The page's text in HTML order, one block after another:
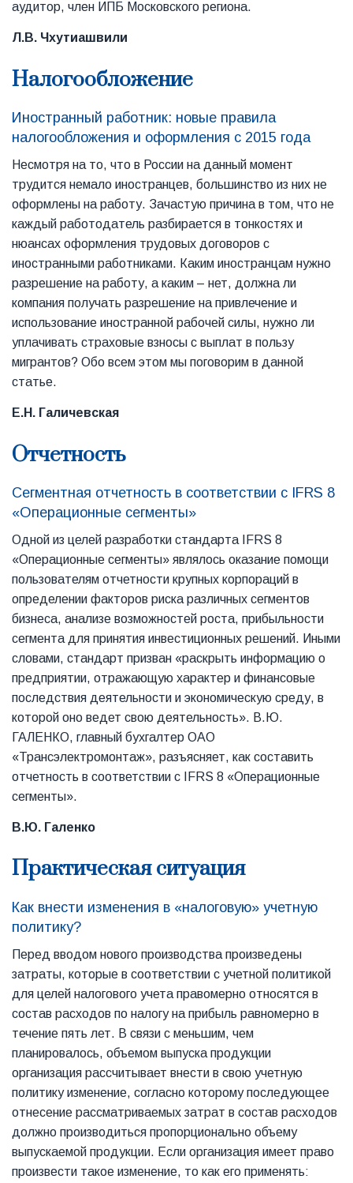
аудитор, член ИПБ Московского региона.
Л.В. Чхутиашвили
Налогообложение
Иностранный работник: новые правила
налогообложения и оформления с 2015 года
Несмотря на то, что в России на данный момент
трудится немало иностранцев, большинство из них не
оформлены на работу. Зачастую причина в том, что не
каждый работодатель разбирается в тонкостях и
нюансах оформления трудовых договоров с
иностранными работниками. Каким иностранцам нужно
разрешение на работу, а каким – нет, должна ли
компания получать разрешение на привлечение и
использование иностранной рабочей силы, нужно ли
уплачивать страховые взносы с выплат в пользу
мигрантов? Обо всем этом мы поговорим в данной
статье.
Е.Н. Галичевская
Отчетность
Сегментная отчетность в соответствии с IFRS 8
«Операционные сегменты»
Одной из целей разработки стандарта IFRS 8
«Операционные сегменты» являлось оказание помощи
пользователям отчетности крупных корпораций в
определении факторов риска различных сегментов
бизнеса, анализе возможностей роста, прибыльности
сегмента для принятия инвестиционных решений. Иными
словами, стандарт призван «раскрыть информацию о
предприятии, отражающую характер и финансовые
последствия деятельности и экономическую среду, в
которой оно ведет свою деятельность». В.Ю.
ГАЛЕНКО, главный бухгалтер ОАО
«Трансэлектромонтаж», разъясняет, как составить
отчетность в соответствии с IFRS 8 «Операционные
сегменты».
В.Ю. Галенко
Практическая ситуация
Как внести изменения в «налоговую» учетную
политику?
Перед вводом нового производства произведены
затраты, которые в соответствии с учетной политикой
для целей налогового учета правомерно относятся в
состав расходов по налогу на прибыль равномерно в
течение пять лет. В связи с меньшим, чем
планировалось, объемом выпуска продукции
организация рассчитывает внести в свою учетную
политику изменение, согласно которому последующее
отнесение рассматриваемых затрат в состав расходов
должно производиться пропорционально объему
выпускаемой продукции. Если организация имеет право
произвести такое изменение, то как его применять: